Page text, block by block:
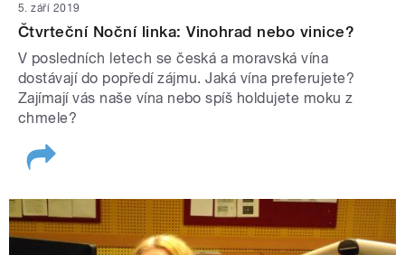
5. září 2019
Čtvrteční Noční linka: Vinohrad nebo vinice?
V posledních letech se česká a moravská vína
dostávají do popředí zájmu. Jaká vína preferujete?
Zajímají vás naše vína nebo spíš holdujete moku z
chmele?